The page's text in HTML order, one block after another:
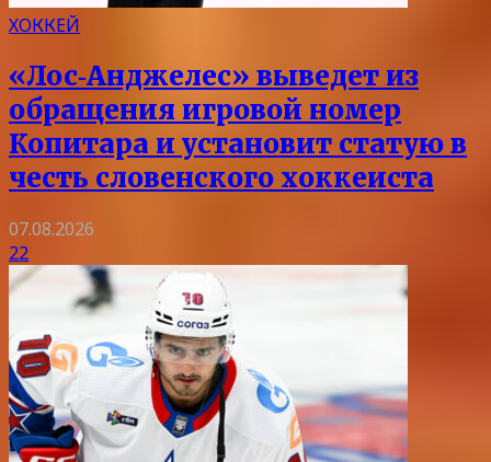
ХОККЕЙ
«Лос‑Анджелес» выведет из
обращения игровой номер
Копитара и установит статую в
честь словенского хоккеиста
07.08.2026
22